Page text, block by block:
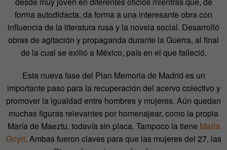
forma autodidacta, da forma a una interesante obra con
influencia de la literatura rusa y la novela social. Desarrolló
obras de agitación y propaganda durante la Guerra, al final
de la cual se exilió a México, país en el que falleció.
Esta nueva fase del Plan Memoria de Madrid es un
importante paso para la recuperación del acervo colectivo y
promover la igualdad entre hombres y mujeres. Aún quedan
muchas figuras relevantes por homenajear, como la propia
María de Maeztu, todavía sin placa. Tampoco la tiene Maria
Goyri. Ambas fueron claves para que las mujeres del 27, las